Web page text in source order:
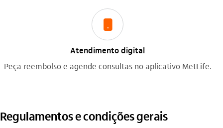
icon-itaufonts_celular
Atendimento digital
Peça reembolso e agende consultas no aplicativo MetLife.
Regulamentos e condições gerais